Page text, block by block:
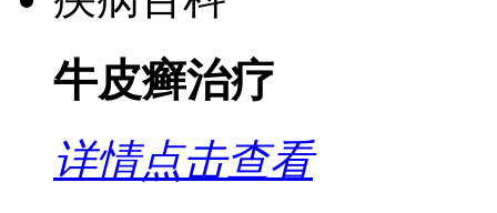
牛皮癣治疗
详情点击查看